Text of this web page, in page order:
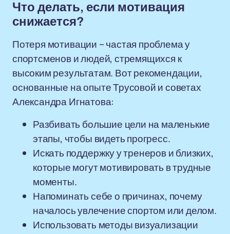
Что делать, если мотивация
снижается?
Потеря мотивации – частая проблема у
спортсменов и людей, стремящихся к
высоким результатам. Вот рекомендации,
основанные на опыте Трусовой и советах
Александра Игнатова:
Разбивать большие цели на маленькие
этапы, чтобы видеть прогресс.
Искать поддержку у тренеров и близких,
которые могут мотивировать в трудные
моменты.
Напоминать себе о причинах, почему
началось увлечение спортом или делом.
Использовать методы визуализации